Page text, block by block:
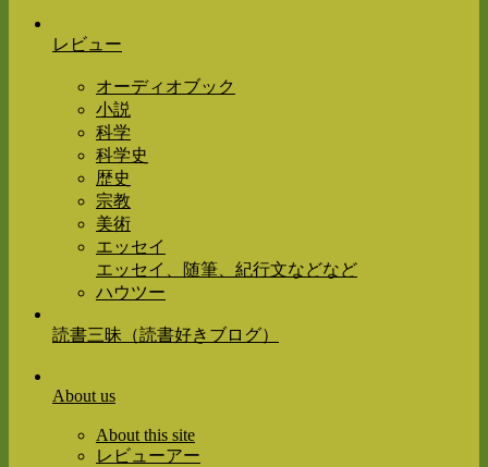
レビュー
オーディオブック
小説
科学
科学史
歴史
宗教
美術
エッセイ
エッセイ、随筆、紀行文などなど
ハウツー
読書三昧（読書好きブログ）
About us
About this site
レビューアー